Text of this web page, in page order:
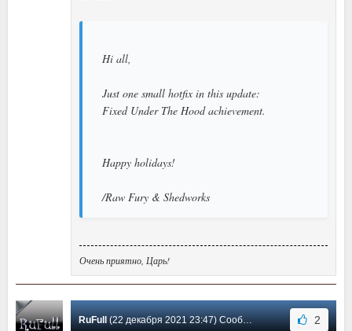
Hi all,
Just one small hotfix in this update:
Fixed Under The Hood achievement.
Happy holidays!
/Raw Fury & Shedworks
Очень приятно, Царь!
RuFull (22 декабря 2021 23:47) Сообщение #2 2